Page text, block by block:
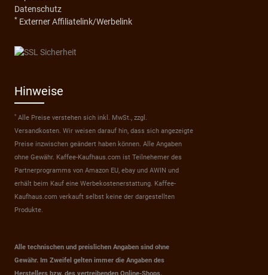
Datenschutz
* Externer Affiliatelink/Werbelink
Hinweise
*Alle Preise verstehen sich inkl. MwSt., zzgl.
Versandkosten. Wir weisen darauf hin, dass sich angezeigte
Preise inzwischen geändert haben können. Alle Angaben
ohne Gewähr. Kaffee-Kaufhaus.com ist Teilnehemer des
Partnerprogramms von Amazon EU, ebay und AWIN und
erhält beim Kauf eine Werbekostenerstattung. Kaffee-
Kaufhaus.com verkauft selbst keine der dargestellten
Produkte.
Alle technischen und preislichen Angaben sind ohne
Gewähr. Im Zweifel gelten immer die Angaben des